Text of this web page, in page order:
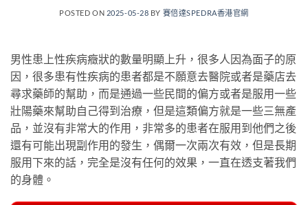
POSTED ON 2025-05-28 BY 賽倍達SPEDRA香港官網
男性患上性疾病癥狀的數量明顯上升，很多人因為面子的原
因，很多患有性疾病的患者都是不願意去醫院或者是藥店去
尋求藥師的幫助，而是通過一些民間的偏方或者是服用一些
壯陽藥來幫助自己得到治療，但是這類偏方就是一些三無產
品，並沒有非常大的作用，非常多的患者在服用到他們之後
還有可能出現副作用的發生，偶爾一次兩次有效，但是長期
服用下來的話，完全是沒有任何的效果，一直在透支著我們
的身體。